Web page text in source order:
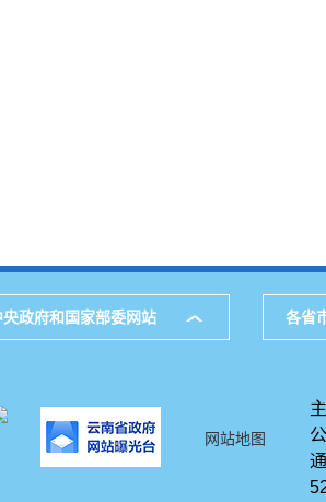
央政府和国家部委网站 各省
网站地图